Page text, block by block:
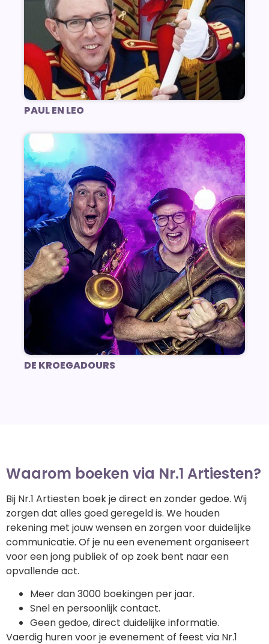
PAUL EN LEO
DE KROEGADOURS
Waarom boeken via Nr.1 Artiesten?
Bij Nr.1 Artiesten boek je direct en zonder gedoe. Wij
zorgen dat alles goed geregeld is. We houden
rekening met jouw wensen en zorgen voor duidelijke
communicatie. Of je nu een evenement organiseert
voor een jong publiek of op zoek bent naar een
opvallende act.
Meer dan 3000 boekingen per jaar.
Snel en persoonlijk contact.
Geen gedoe, direct duidelijke informatie.
Vaerdig huren voor je evenement of feest via Nr.1